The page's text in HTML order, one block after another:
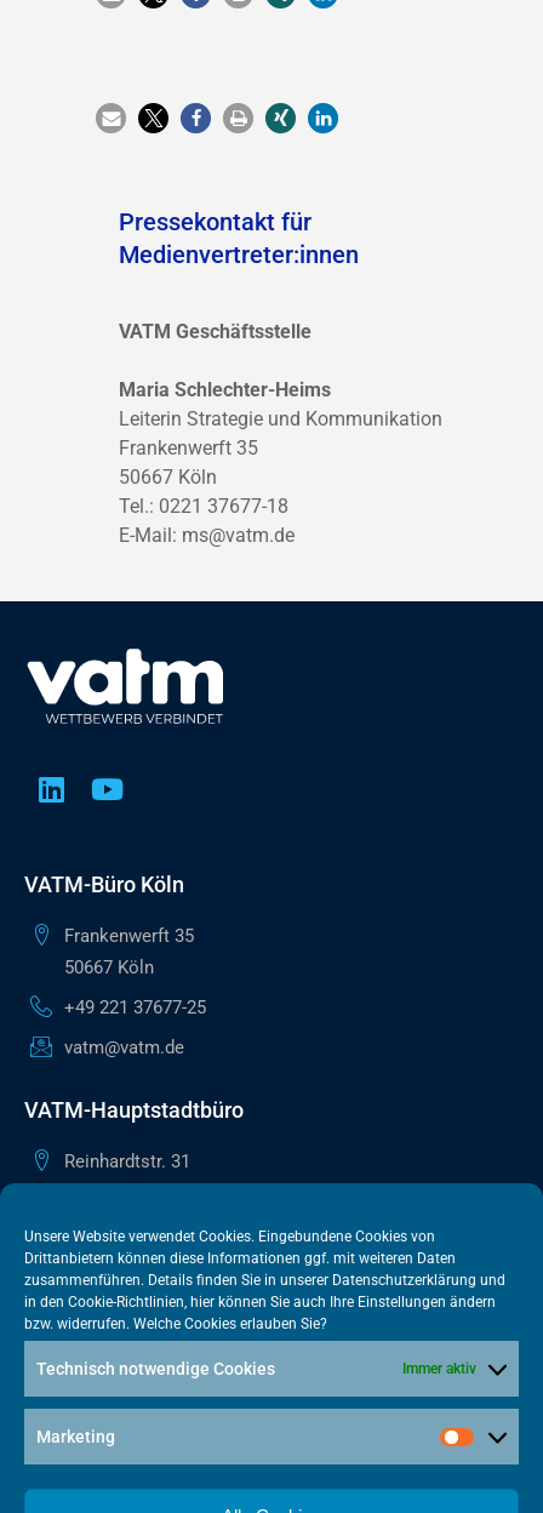
Unsere Website verwendet Cookies. Eingebundene Cookies von
Drittanbietern können diese Informationen ggf. mit weiteren Daten
zusammenführen. Details finden Sie in unserer Datenschutzerklärung und
in den Cookie-Richtlinien, hier können Sie auch Ihre Einstellungen ändern
bzw. widerrufen. Welche Cookies erlauben Sie?
Technisch notwendige Cookies Immer aktiv
Marketing
Pressekontakt für
Medienvertreter:innen
VATM Geschäftsstelle
Maria Schlechter-Heims
Leiterin Strategie und Kommunikation
Frankenwerft 35
50667 Köln
Tel.: 0221 37677-18
E-Mail: ms@vatm.de
VATM-Büro Köln
Frankenwerft 35
50667 Köln
+49 221 37677-25
vatm@vatm.de
VATM-Hauptstadtbüro
Reinhardtstr. 31
+49 30 505615-38
berlin@vatm.de
VATM-Büro Brüssel